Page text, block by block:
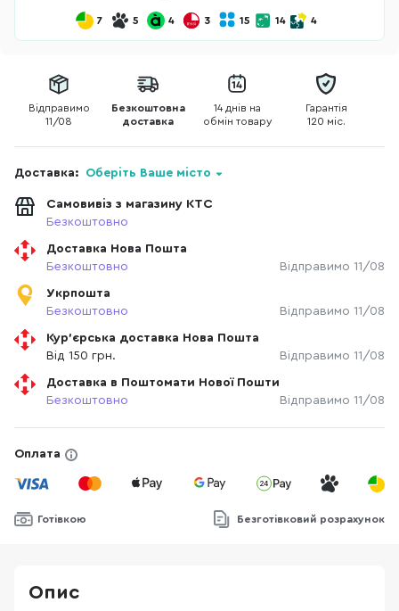
7 5 4 3 15 14 4
Відправимо
11/08
Безкоштовна
доставка
14 днів на
обмін товару
Гарантія
120 міс.
Доставка: Оберіть Ваше місто
Самовивіз з магазину КТС
Безкоштовно
Доставка Нова Пошта
Безкоштовно
Відправимо 11/08
Укрпошта
Безкоштовно
Відправимо 11/08
Кур'єрська доставка Нова Пошта
Від 150 грн.
Відправимо 11/08
Доставка в Поштомати Нової Пошти
Безкоштовно
Відправимо 11/08
Оплата
Готівкою Безготівковий розрахунок
Опис